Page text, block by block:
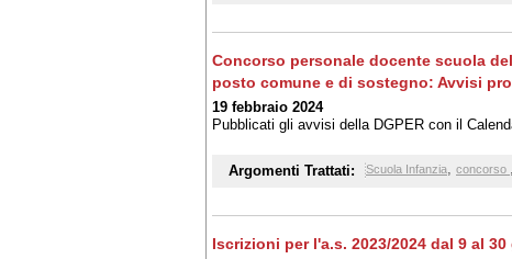
Concorso personale docente scuola
posto comune e di sostegno: Avvisi
19 febbraio 2024
Pubblicati gli avvisi della DGPER con il
Argomenti Trattati: Scuola Infanzia, concorso ,
Iscrizioni per l'a.s. 2023/2024 dal 9 al